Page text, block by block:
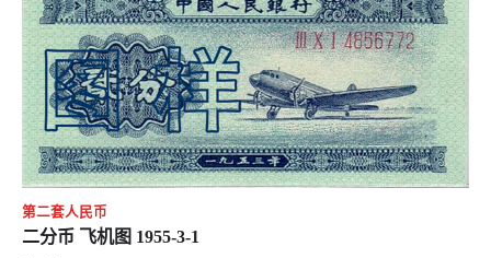
第二套人民币
二分币 飞机图 1955-3-1